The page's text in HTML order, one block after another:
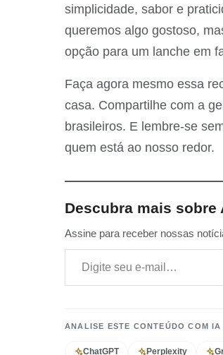
simplicidade, sabor e
queremos algo gostoso,
opção para um lanche em
Faça agora mesmo essa
casa. Compartilhe com a
brasileiros. E lembre-se
quem está ao nosso redor.
Descubra mais sobre
Assine para receber nossas
Digite seu e-mail…
ANALISE ESTE CONTEÚDO COM IA
ChatGPT Perplexity